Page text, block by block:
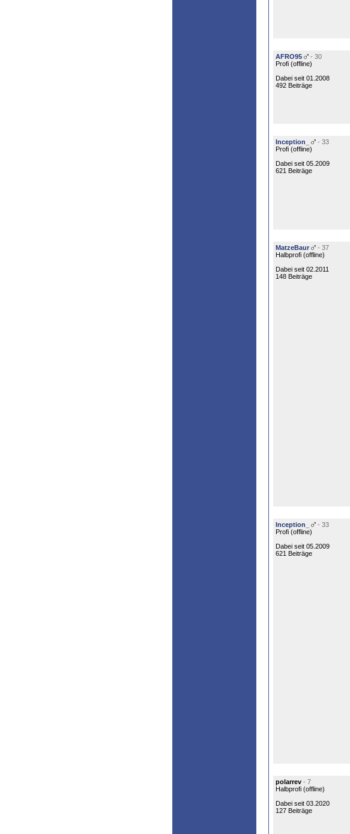
AFRO95
- 30
Profi (offline)
Dabei seit 01.2008
492 Beiträge
Inception_
- 33
Profi (offline)
Dabei seit 05.2009
621 Beiträge
MatzeBaur
- 37
Halbprofi (offline)
Dabei seit 02.2011
148 Beiträge
Inception_
- 33
Profi (offline)
Dabei seit 05.2009
621 Beiträge
polarrev - 7
Halbprofi (offline)
Dabei seit 03.2020
127 Beiträge